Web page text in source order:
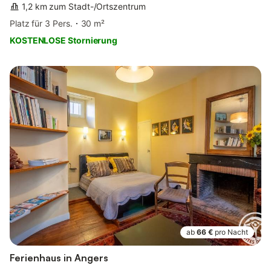
1,2 km zum Stadt-/Ortszentrum
Platz für 3 Pers.
30 m²
KOSTENLOSE Stornierung
ab 66 € pro Nacht
Ferienhaus in Angers